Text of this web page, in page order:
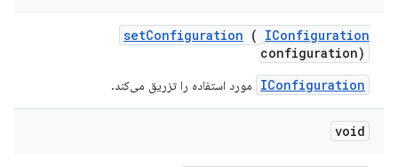
setConfiguration ( IConfiguration
configuration)
IConfiguration
مورد استفاده را تزریق می‌کند.
void